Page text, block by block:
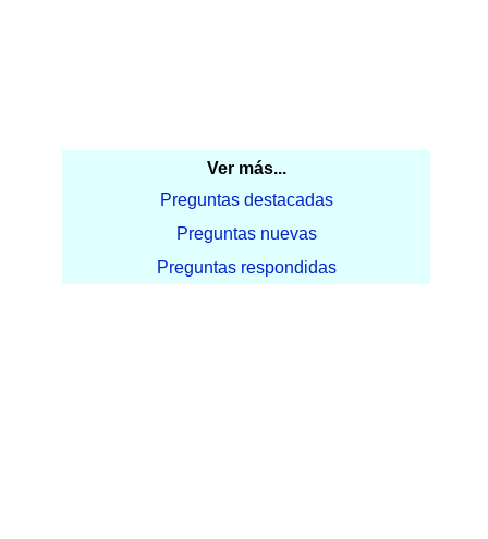
Ver más...
Preguntas destacadas
Preguntas nuevas
Preguntas respondidas